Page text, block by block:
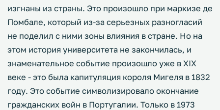
изгнаны из страны. Это произошло при маркизе де
Помбале, который из-за серьезных разногласий
не поделил с ними зоны влияния в стране. Но на
этом история университета не закончилась, и
знаменательное событие произошло уже в XIX
веке - это была капитуляция короля Мигеля в 1832
году. Это событие символизировало окончание
гражданских войн в Португалии. Только в 1973